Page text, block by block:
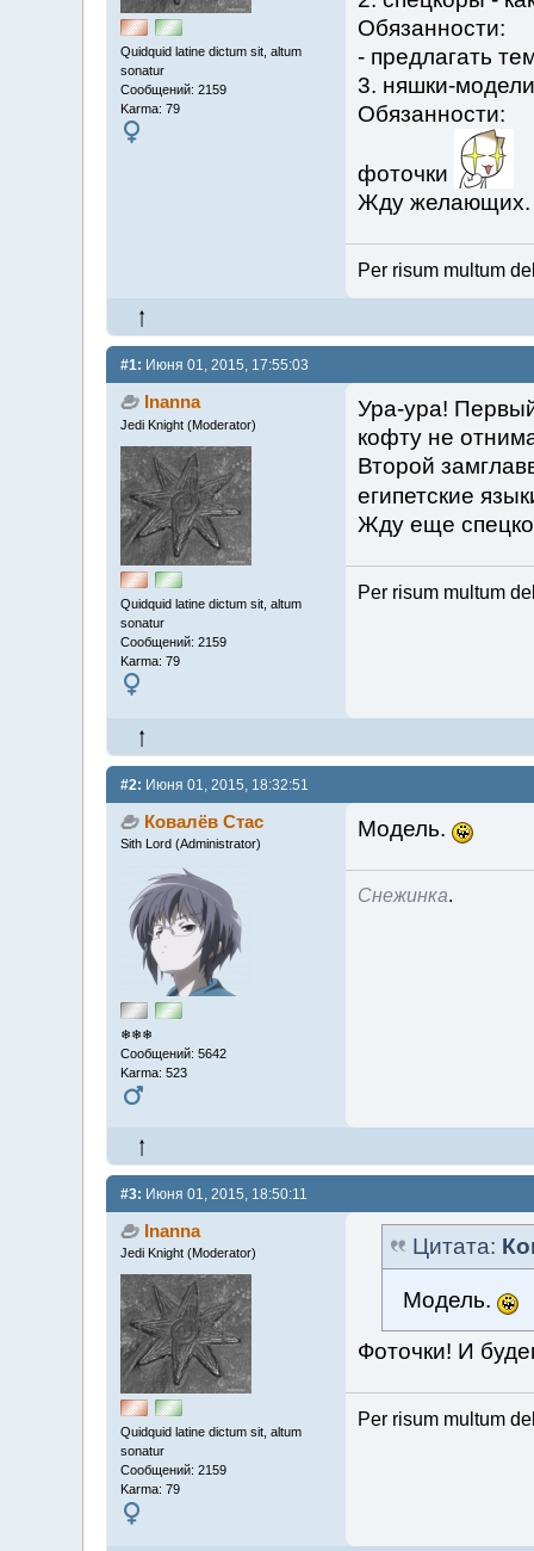
Quidquid latine dictum sit, altum
sonatur
Сообщений: 2159
Karma: 79
Обязанности:
- предлагать
3. няшки-
Обязанности:
фоточки
Жду желающих.
Per risum multum
#1: Июня 01, 2015, 17:55:03
Inanna
Jedi Knight (Moderator)
Quidquid latine dictum sit, altum
sonatur
Сообщений: 2159
Karma: 79
Ура-ура!
кофту не
Второй
египетские
Жду еще
Per risum multum
#2: Июня 01, 2015, 18:32:51
Ковалёв Стас
Sith Lord (Administrator)
❄❄❄
Сообщений: 5642
Karma: 523
Модель.
Снежинка.
#3: Июня 01, 2015, 18:50:11
Inanna
Jedi Knight (Moderator)
Quidquid latine dictum sit, altum
sonatur
Сообщений: 2159
Karma: 79
Цитата:
Модель.
Фоточки! И
Per risum multum